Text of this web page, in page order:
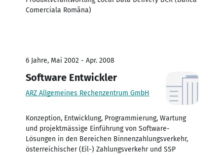
Comerciala Româna)
6 Jahre, Mai 2002 - Apr. 2008
Software Entwickler
ARZ Allgemeines Rechenzentrum GmbH
Konzeption, Entwicklung, Programmierung, Wartung
und projektmässige Einführung von Software-
Lösungen in den Bereichen Binnenzahlungsverkehr,
österreichischer (Eil-) Zahlungsverkehr und SSP